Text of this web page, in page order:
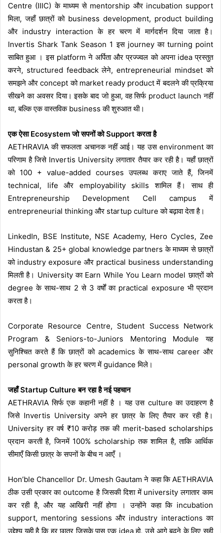
Centre (IIIC) के माध्यम से mentorship और incubation support
मिला, जहाँ छात्रों को business development, product building
और industry interaction के हर चरण में मार्गदर्शन दिया जाता है।
Invertis Shark Tank Season 1 इस journey का turning point
साबित हुआ । इस platform ने अर्पिता और प्रज्ज्वल को अपना idea प्रस्तुत
करने, structured feedback लेने, entrepreneurial mindset को
समझने और concept को market ready product में बदलने की प्रक्रिया
सीखने का अवसर दिया। इसके बाद जो हुआ, वह सिर्फ product launch नहीं
था, बल्कि एक वास्तविक business की शुरुआत थी।
एक ऐसा Ecosystem जो सपनों को Support करता है
AETHRAVIA की सफलता अचानक नहीं आई। यह उस environment का
परिणाम है जिसे Invertis University लगातार तैयार कर रही है। यहाँ छात्रों
को 100 + value-added courses उपलब्ध कराए जाते हैं, जिनमें
technical, life और employability skills शामिल हैं। साथ ही
Entrepreneurship Development Cell campus में
entrepreneurial thinking और startup culture को बढ़ावा देता है।
LinkedIn, BSE Institute, NSE Academy, Hero Cycles, Zee
Hindustan & 25+ global knowledge partners के माध्यम से छात्रों
को industry exposure और practical business understanding
मिलती है। University का Earn While You Learn model छात्रों को
degree के साथ-साथ 2 से 3 वर्षों का practical exposure भी प्रदान
करता है।
Corporate Resource Centre, Student Success Network
Program & Seniors-to-Juniors Mentoring Module यह
सुनिश्चित करते हैं कि छात्रों को academics के साथ-साथ career और
personal growth के हर चरण में guidance मिले।
जहाँ Startup Culture बन रहा है नई पहचान
AETHRAVIA सिर्फ एक कहानी नहीं है । यह उस culture का उदाहरण है
जिसे Invertis University अपने हर छात्र के लिए तैयार कर रही है।
University हर वर्ष ₹10 करोड़ तक की merit-based scholarships
प्रदान करती है, जिनमें 100% scholarship तक शामिल है, ताकि आर्थिक
सीमाएँ किसी छात्र के सपनों के बीच न आएँ ।
Hon’ble Chancellor Dr. Umesh Gautam ने कहा कि AETHRAVIA
ठीक उसी प्रकार का outcome है जिसकी दिशा में university लगातार काम
कर रही है, और यह आखिरी नहीं होगा । उन्होंने कहा कि incubation
support, mentoring sessions और industry interactions का
उद्देश्य यही है कि हर छात्र जिसके पास एक idea हो, उसे आगे बढ़ने के लिए सही